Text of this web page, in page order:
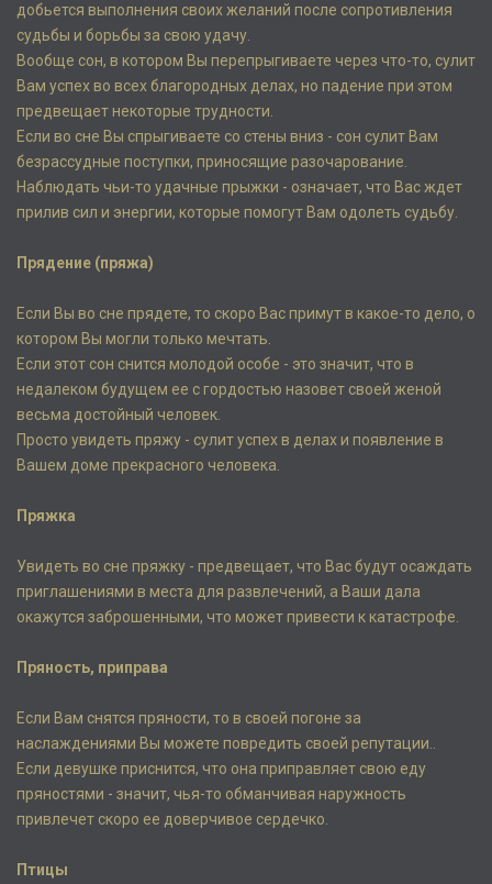
добьется выполнения своих желаний после сопротивления
судьбы и борьбы за свою удачу.
Вообще сон, в котором Вы перепрыгиваете через что-то, сулит
Вам успех во всех благородных делах, но падение при этом
предвещает некоторые трудности.
Если во сне Вы спрыгиваете со стены вниз - сон сулит Вам
безрассудные поступки, приносящие разочарование.
Наблюдать чьи-то удачные прыжки - означает, что Вас ждет
прилив сил и энергии, которые помогут Вам одолеть судьбу.
Прядение (пряжа)
Если Вы во сне прядете, то скоро Вас примут в какое-то дело, о
котором Вы могли только мечтать.
Если этот сон снится молодой особе - это значит, что в
недалеком будущем ее с гордостью назовет своей женой
весьма достойный человек.
Просто увидеть пряжу - сулит успех в делах и появление в
Вашем доме прекрасного человека.
Пряжка
Увидеть во сне пряжку - предвещает, что Вас будут осаждать
приглашениями в места для развлечений, а Ваши дала
окажутся заброшенными, что может привести к катастрофе.
Пряность, приправа
Если Вам снятся пряности, то в своей погоне за
наслаждениями Вы можете повредить своей репутации..
Если девушке приснится, что она приправляет свою еду
пряностями - значит, чья-то обманчивая наружность
привлечет скоро ее доверчивое сердечко.
Птицы